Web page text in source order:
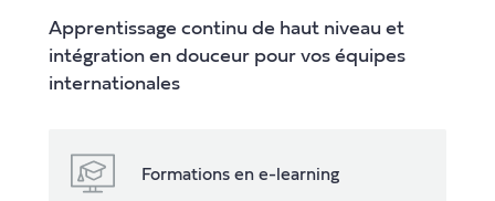
Apprentissage continu de haut niveau et
intégration en douceur pour vos équipes
internationales
Formations en e-learning